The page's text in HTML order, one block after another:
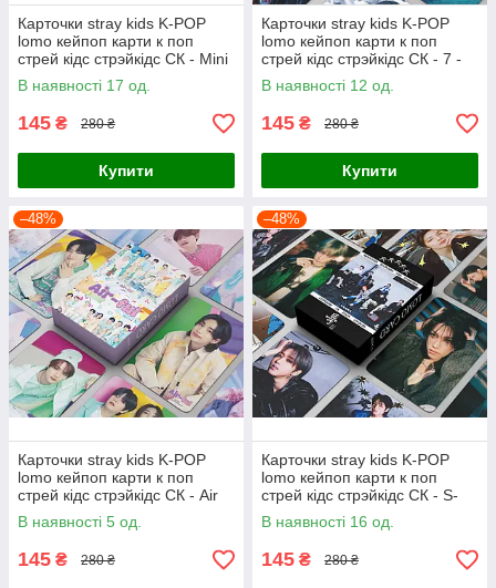
Карточки stray kids K-POP
lomo кейпоп карти к поп
стрей кідс стрэйкідс СК - Mini
World - 55 шт
В наявності 17 од.
145 ₴ 280 ₴
Купити
Карточки stray kids K-POP
lomo кейпоп карти к поп
стрей кідс стрэйкідс СК - 7 -
55 шт
В наявності 12 од.
145 ₴ 280 ₴
Купити
–48%
Карточки stray kids K-POP
lomo кейпоп карти к поп
стрей кідс стрэйкідс СК - Air
ful - 55 шт
В наявності 5 од.
145 ₴ 280 ₴
–48%
Карточки stray kids K-POP
lomo кейпоп карти к поп
стрей кідс стрэйкідс СК - S-
class 2 - 55 шт
В наявності 16 од.
145 ₴ 280 ₴